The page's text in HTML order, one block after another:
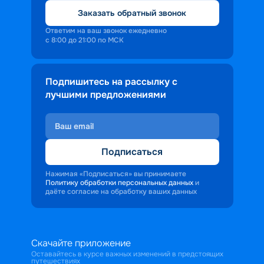
путевку речного круиза с заездом в
одну из поволжских турбаз.
Заказать обратный звонок
Ответим на ваш звонок ежедневно
с 8:00 до 21:00 по МСК
Подпишитесь на рассылку с
лучшими предложениями
Подписаться
Нажимая «Подписаться» вы принимаете
Политику обработки персональных данных и
даёте согласие на обработку ваших данных
Скачайте приложение
Оставайтесь в курсе важных изменений в предстоящих
путешествиях